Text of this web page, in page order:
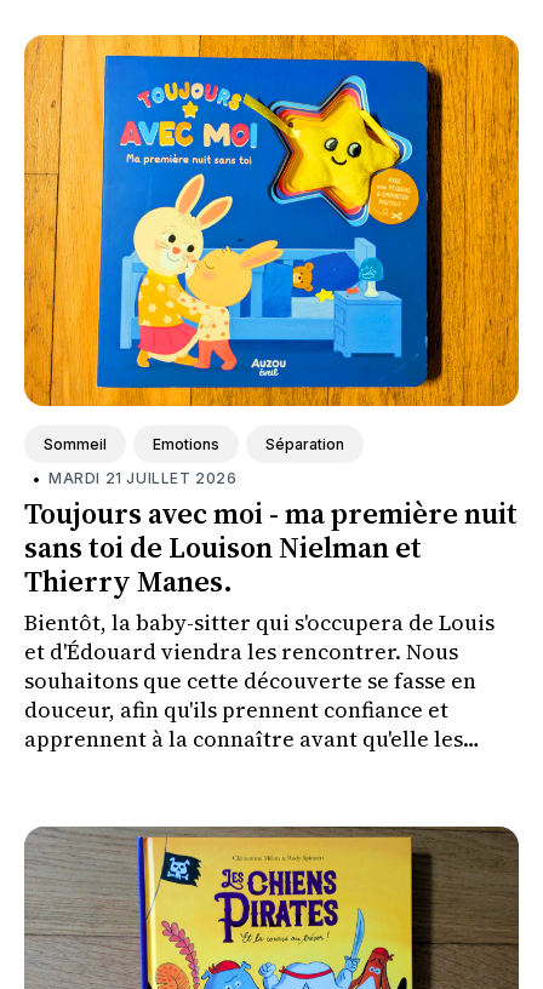
Sommeil Emotions Séparation
• MARDI 21 JUILLET 2026
Toujours avec moi - ma première nuit
sans toi de Louison Nielman et
Thierry Manes.
Bientôt, la baby-sitter qui s'occupera de Louis
et d'Édouard viendra les rencontrer. Nous
souhaitons que cette découverte se fasse en
douceur, afin qu'ils prennent confiance et
apprennent à la connaître avant qu'elle les